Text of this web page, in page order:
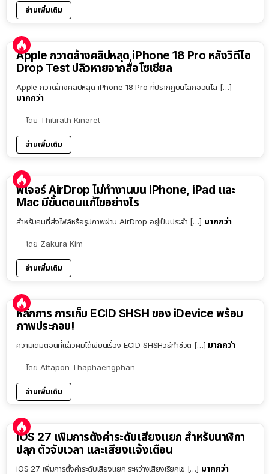
อ่านเพิ่มเติม
Apple กวาดล้างคลิปหลุด iPhone 18 Pro หลังวิดีโอ
Drop Test ปลิวหายจากสื่อโซเชียล
Apple กวาดล้างคลิปหลุด iPhone 18 Pro ที่ปรากฏบนโลกออนไล […]
มากกว่า
โดย Thitirath Kinaret
อ่านเพิ่มเติม
ฟีเจอร์ AirDrop ไม่ทำงานบน iPhone, iPad และ
Mac มีขั้นตอนแก้ไขอย่างไร
สำหรับคนที่ส่งไฟล์หรือรูปภาพผ่าน AirDrop อยู่เป็นประจำ […] มากกว่า
โดย Zakura Kim
อ่านเพิ่มเติม
หลักการ การเก็บ ECID SHSH ของ iDevice พร้อม
ภาพประกอบ!
ความเดิมตอนที่แล้วผมได้เขียนเรื่อง ECID SHSHวิธีทำชีวิต […] มากกว่า
โดย Attapon Thaphaengphan
อ่านเพิ่มเติม
iOS 27 เพิ่มการตั้งค่าระดับเสียงแยก สำหรับนาฬิกา
ปลุก ตัวจับเวลา และเสียงแจ้งเตือน
iOS 27 เพิ่มการตั้งค่าระดับเสียงแยก ระหว่างเสียงเรียกเข […] มากกว่า